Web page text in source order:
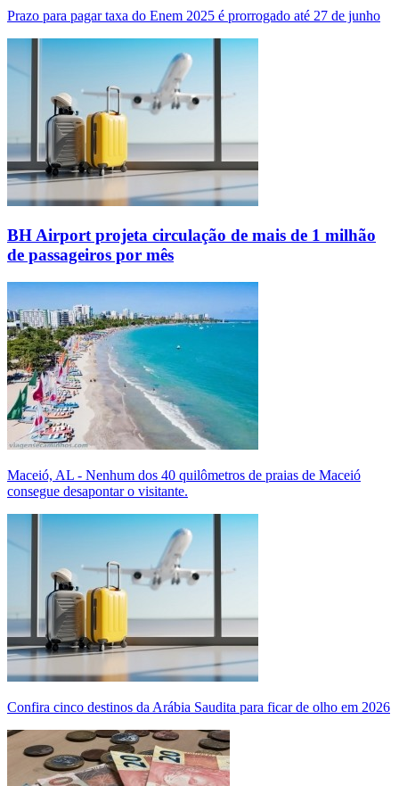
Prazo para pagar taxa do Enem 2025 é prorrogado até 27 de junho
BH Airport projeta circulação de mais de 1 milhão
de passageiros por mês
Maceió, AL - Nenhum dos 40 quilômetros de praias de Maceió
consegue desapontar o visitante.
Confira cinco destinos da Arábia Saudita para ficar de olho em 2026